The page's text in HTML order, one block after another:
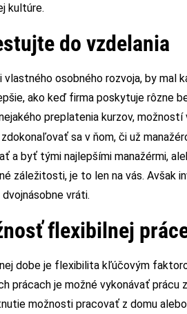
kultúre.
do vzdelania
vlastného osobného rozvoja, by mal
ako keď firma poskytuje rôzne
preplatenia kurzov,
zdokonaľovať sa v ňom, či už
a byť tými najlepšími manažérmi,
záležitosti, je to len na vás. Avšak
dvojnásobne vráti.
flexibilnej
dobe je flexibilita kľúčovým
prácach je možné vykonávať prácu
možnosti pracovať z domu